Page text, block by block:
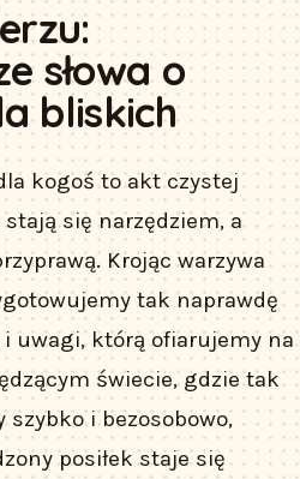
słowa o
bliskich
kogoś to akt czystej
się narzędziem, a
Krojąc warzywa
tak naprawdę
i uwagi, którą ofiarujemy na
świecie, gdzie tak
szybko i bezosobowo,
posiłek staje się